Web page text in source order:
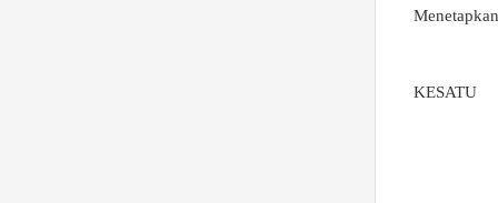
KESATU